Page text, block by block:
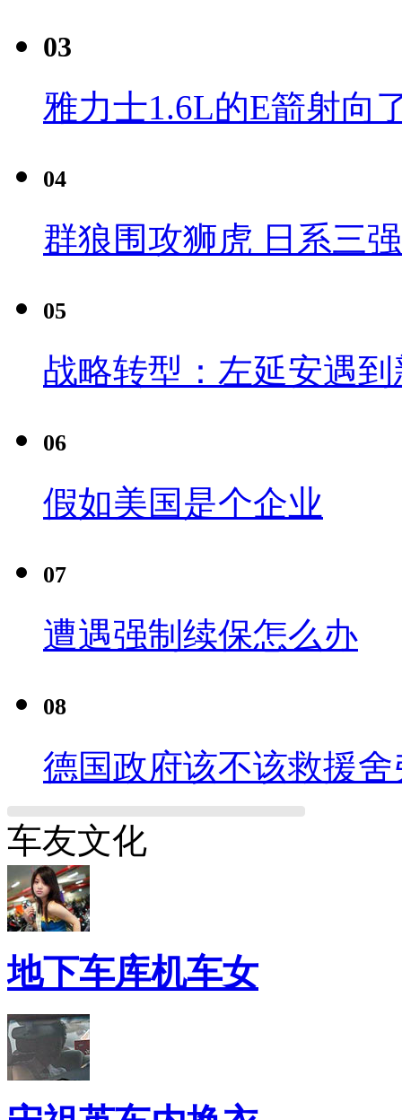
03
雅力士1.6L的E箭射向
04
群狼围攻狮虎 日系三
05
战略转型：左延安遇
06
假如美国是个企业
07
遭遇强制续保怎么办
08
德国政府该不该救援舍
车友文化
地下车库机车女